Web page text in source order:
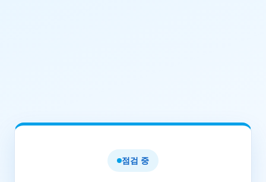
점검 중